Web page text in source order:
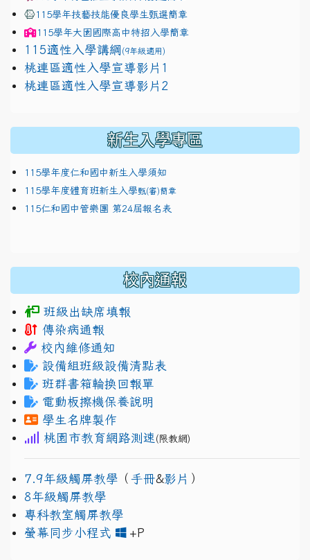
115學年技藝技能優良學生甄選簡章
115學年大園國際高中特招入學簡章
115適性入學講綱 (9年級適用)
link to https://docs.google.com/presentation/d/
桃連區適性入學宣導影片1
link to https://docs.google.com/presentation/d/
桃連區適性入學宣導影片2
新生入學專區
115學年度仁和國中新生入學須知
115學年度體育班新生入學甄(審)簡章
115仁和國中管樂團 第24屆報名表
校內通報
班級出缺席填報
傳染病通報
校內維修通知
設備組班級設備清點表
班群書箱輪換回報單
電動板擦機保養說明
學生名牌製作
桃園市教育網路測速 (限教網)
7.9年級觸屏教學 （ 手冊&影片 ）
8年級觸屏教學
專科教室觸屏教學
螢幕同步小程式
+P